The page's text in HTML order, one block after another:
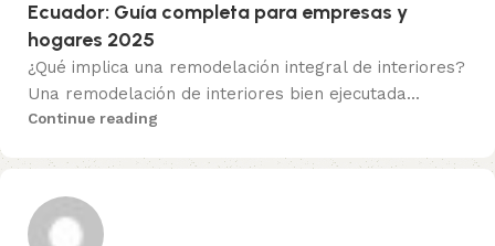
Ecuador: Guía completa para empresas y
hogares 2025
¿Qué implica una remodelación integral de interiores?
Una remodelación de interiores bien ejecutada...
Continue reading